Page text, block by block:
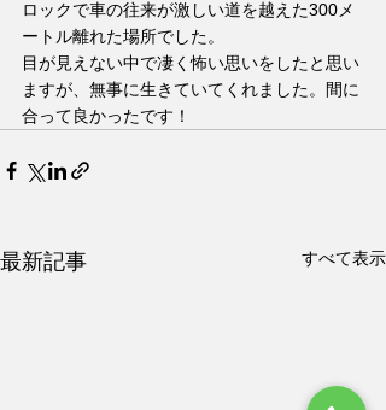
ロックで車の往来が激しい道を越えた300メ
ートル離れた場所でした。
目が見えない中で凄く怖い思いをしたと思い
ますが、無事に生きていてくれました。間に
合って良かったです！
最新記事 すべて表示